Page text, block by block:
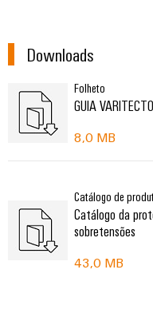
Downloads
Folheto
GUIA
8,0 MB
Catálogo de
Catálogo da
sobretensões
43,0 MB